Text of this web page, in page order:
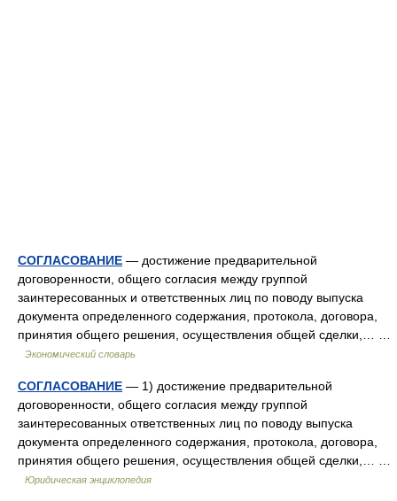
СОГЛАСОВАНИЕ — достижение предварительной
договоренности, общего согласия между группой
заинтересованных и ответственных лиц по поводу выпуска
документа определенного содержания, протокола, договора,
принятия общего решения, осуществления общей сделки,… …
Экономический словарь
СОГЛАСОВАНИЕ — 1) достижение предварительной
договоренности, общего согласия между группой
заинтересованных ответственных лиц по поводу выпуска
документа определенного содержания, протокола, договора,
принятия общего решения, осуществления общей сделки,… …
Юридическая энциклопедия